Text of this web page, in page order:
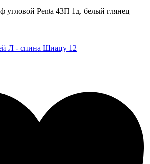
угловой Penta 43П 1д. белый глянец
Л - спина Шиацу 12